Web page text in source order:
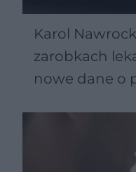
Karol
zarobkach
nowe dane o